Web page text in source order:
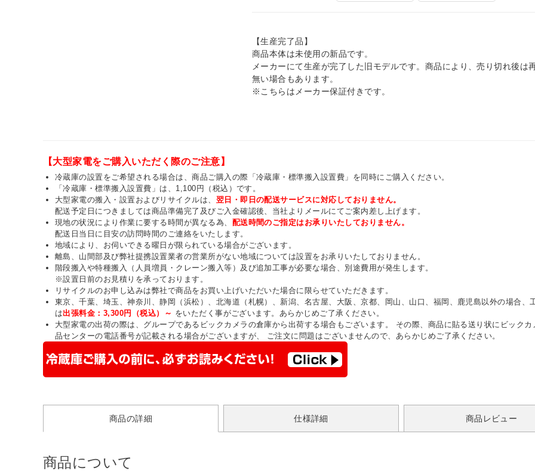
【生産完了品】
商品本体は未使用の新品です。
メーカーにて生産が完了した旧モデルです。商品により、売り切れ後は
無い場合もあります。
※こちらはメーカー保証付きです。
【大型家電をご購入いただく際のご注意】
冷蔵庫の設置をご希望される場合は、商品ご購入の際「冷蔵庫・標準搬入設置費」を同時にご購入ください。
「冷蔵庫・標準搬入設置費」は、1,100円（税込）です。
大型家電の搬入・設置およびリサイクルは、 翌日・即日の配送サービスに対応しておりません。
配送予定日につきましては商品準備完了及びご入金確認後、当社よりメールにてご案内差し上げます。
現地の状況により作業に要する時間が異なる為、 配送時間のご指定はお承りいたしておりません。
配送日当日に目安の訪問時間のご連絡をいたします。
地域により、お伺いできる曜日が限られている場合がございます。
離島、山間部及び弊社提携設置業者の営業所がない地域については設置をお承りいたしておりません。
階段搬入や特種搬入（人員増員・クレーン搬入等）及び追加工事が必要な場合、別途費用が発生します。
※設置日前のお見積りを承っております。
リサイクルのお申し込みは弊社で商品をお買い上げいただいた場合に限らせていただきます。
東京、千葉、埼玉、神奈川、静岡（浜松）、北海道（札幌）、新潟、名古屋、大阪、京都、岡山、山口、福岡、鹿児島以外の場合
は出張料金：3,300円（税込）～ をいただく事がございます。あらかじめご了承ください。
大型家電の出荷の際は、グループであるビックカメラの倉庫から出荷する場合もございます。 その際、商品に貼る送り状にビック
品センターの電話番号が記載される場合がございますが、 ご注文に問題はございませんので、あらかじめご了承ください。
商品の詳細 仕様詳細 商品レビュー
商品について